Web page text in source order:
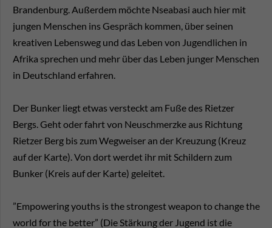
Brandenburg. Außerdem möchte Nseabasi auch hier mit
jungen Menschen ins Gespräch kommen, über seinen
kreativen Lebensweg und das Leben von Jugendlichen in
Afrika sprechen und mehr über das Leben junger Menschen
in Deutschland erfahren.
Der Bunker liegt etwas versteckt am Fuße des Rietzer
Bergs. Geht oder fahrt von Neuschmerzke aus Richtung
Rietzer Berg bis zum Wegweiser an der Kreuzung (Kreuz
auf der Karte). Von dort werdet ihr mit Schildern zum
Bunker (Kreis auf der Karte) geleitet.
”Empowering youths is the strongest weapon to change the
world for the better” (Die Stärkung der Jugend ist die